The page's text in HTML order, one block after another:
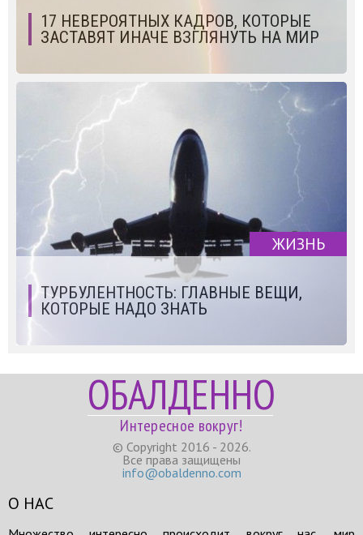
17 НЕВЕРОЯТНЫХ КАДРОВ, КОТОРЫЕ
ЗАСТАВЯТ ИНАЧЕ ВЗГЛЯНУТЬ НА МИР
ЖИЗНЬ
ТУРБУЛЕНТНОСТЬ: ГЛАВНЫЕ ВЕЩИ,
КОТОРЫЕ НАДО ЗНАТЬ
ОБАЛДЕННО
Интересное вокруг!
© Copyright 2016 - 2026.
Все права защищены
info@obaldenno.com
О НАС